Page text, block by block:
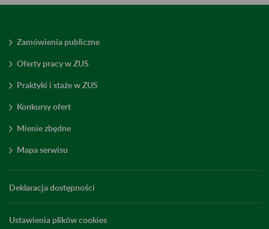
Zamówienia publiczne
Oferty pracy w ZUS
Praktyki i staże w ZUS
Konkursy ofert
Mienie zbędne
Mapa serwisu
Deklaracja dostępności
Ustawienia plików cookies